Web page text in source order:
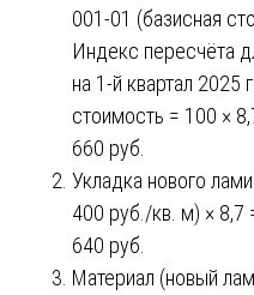
001-01 (базисная
Индекс пересчёта
на 1-й квартал 2025
стоимость = 100 ×
660 руб.
Укладка нового
400 руб./кв. м) × 8,7
640 руб.
Материал (новый